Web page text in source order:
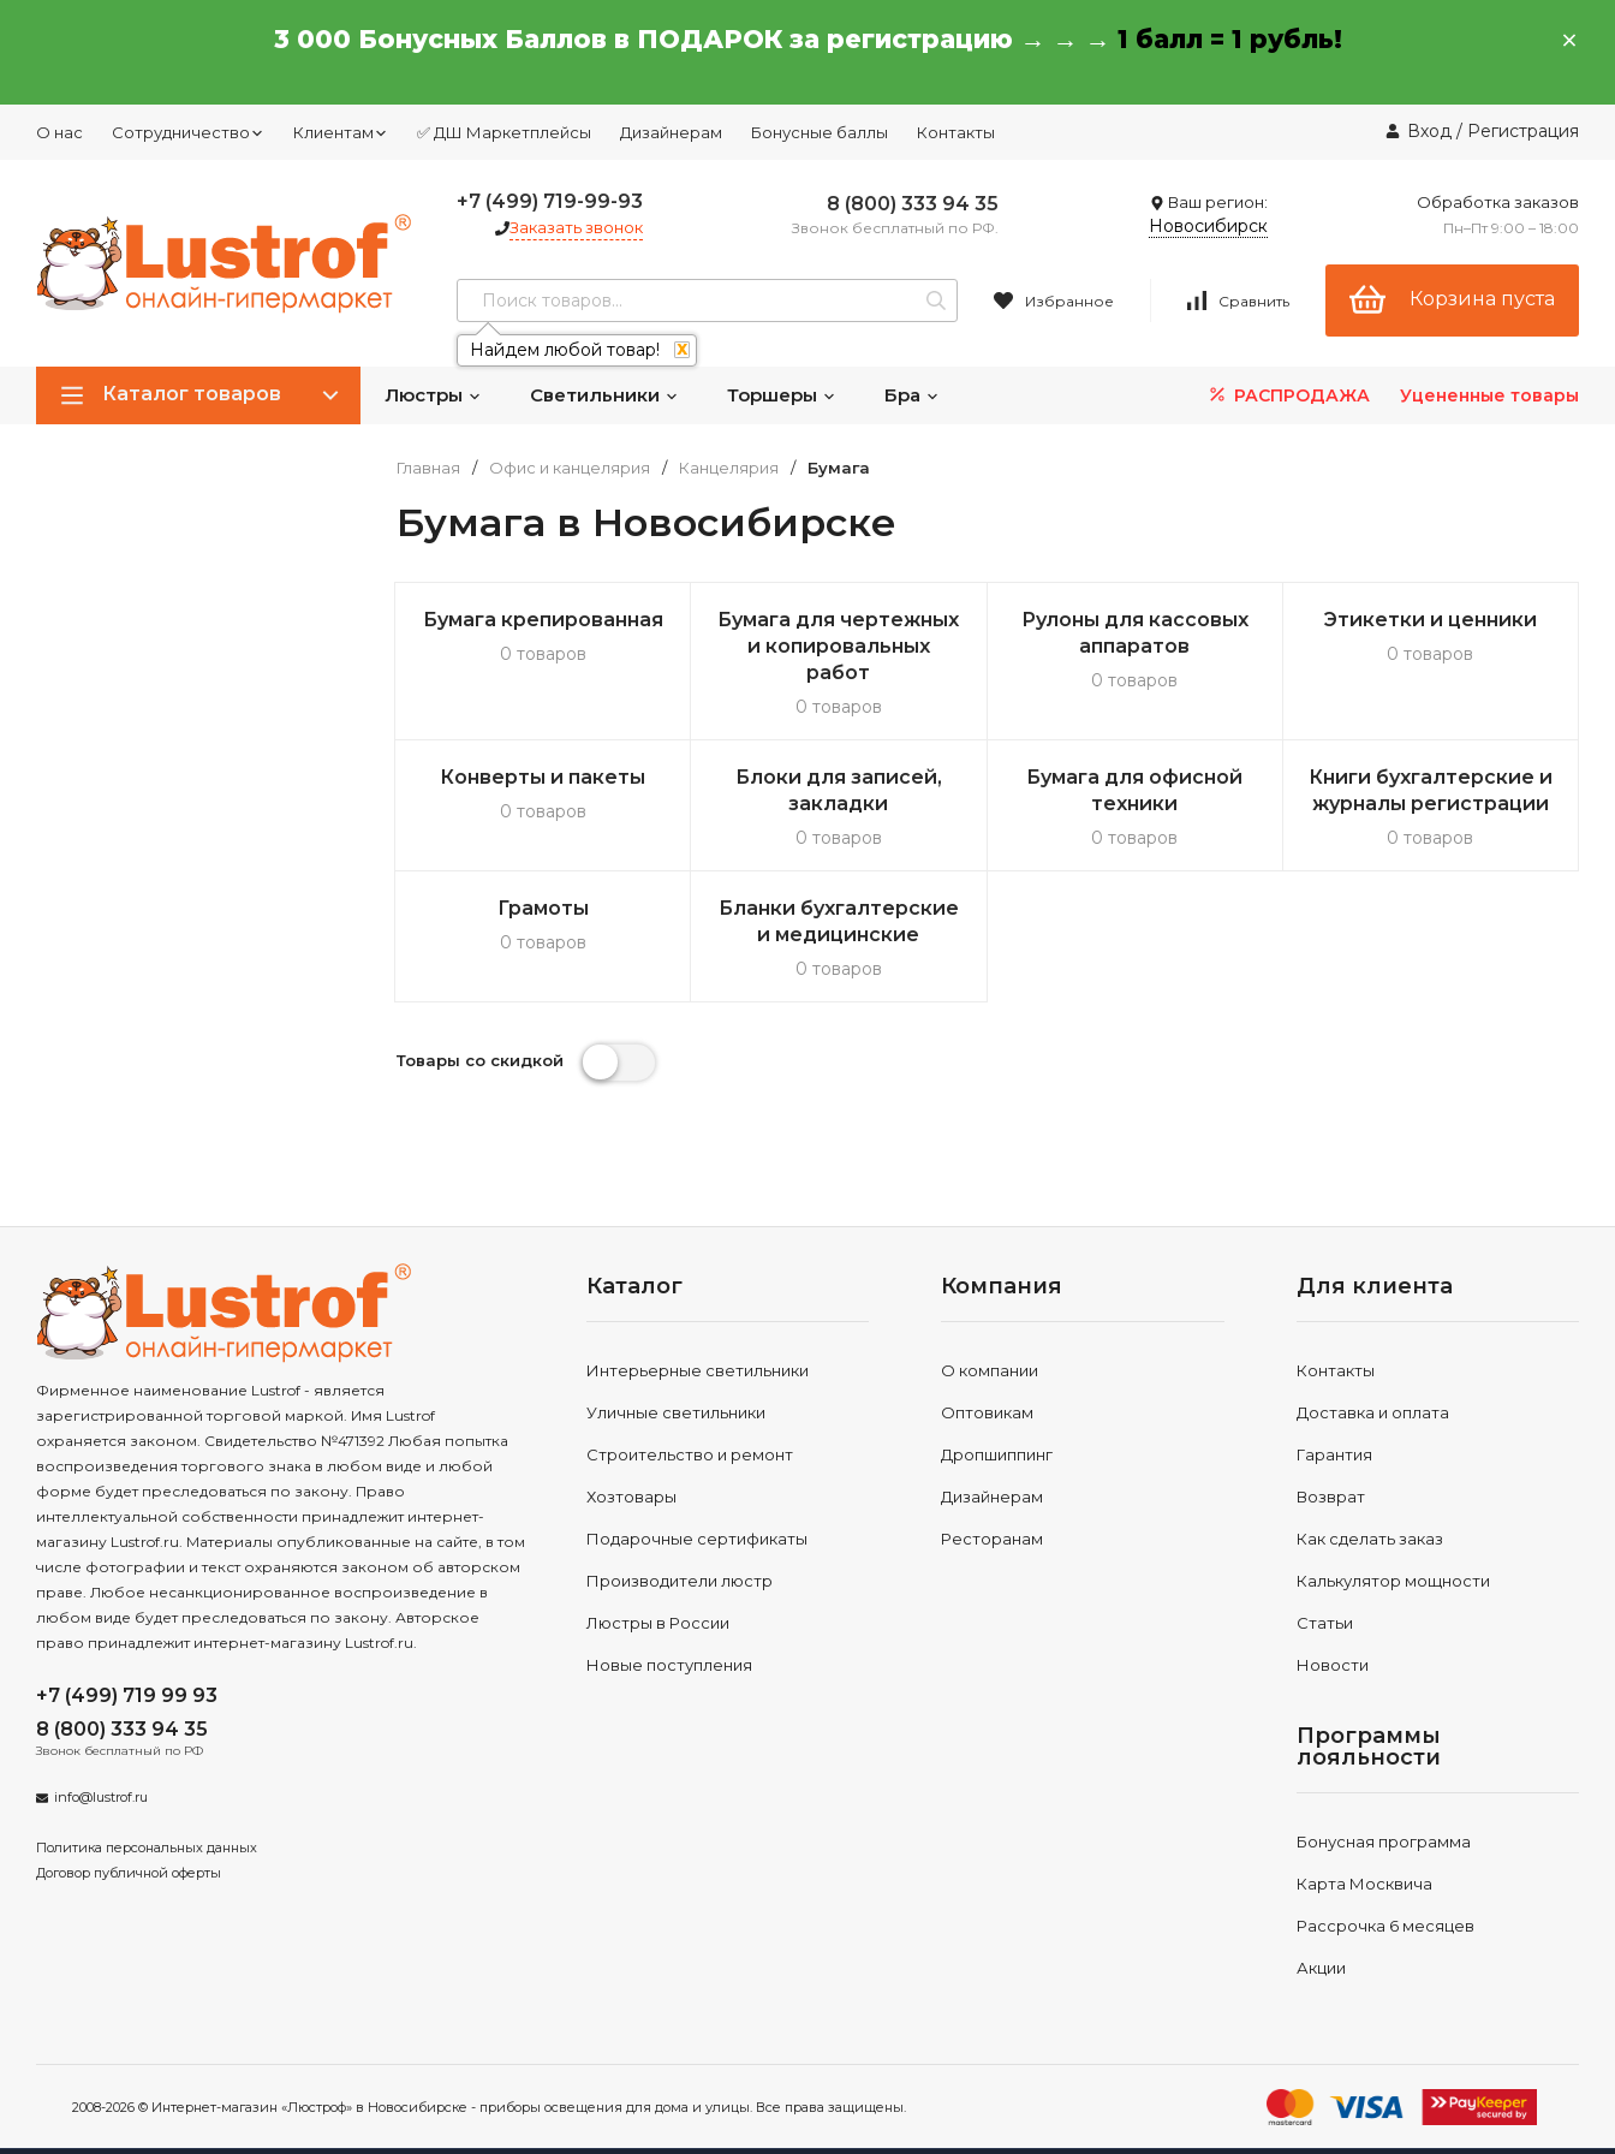
3 000 Бонусных Баллов в ПОДАРОК за регистрацию → → → 1 балл = 1 рубль!
О нас Сотрудничество Клиентам ✅ ДШ Маркетплейсы Дизайнерам Бонусные баллы Контакты Вход / Регистрация
+7 (499) 719-99-93
Заказать звонок
8 (800) 333 94 35
Звонок бесплатный по РФ.
Ваш регион:
Новосибирск
Обработка заказов
Пн–Пт 9:00 – 18:00
Найдем любой товар! X
Избранное Сравнить Корзина пуста
Каталог товаров Люстры Светильники Торшеры Бра РАСПРОДАЖА Уцененные товары
Главная / Офис и канцелярия / Канцелярия / Бумага
Бумага в Новосибирске
Бумага крепированная
0 товаров
Бумага для чертежных
и копировальных
работ
0 товаров
Рулоны для кассовых
аппаратов
0 товаров
Этикетки и ценники
0 товаров
Конверты и пакеты
0 товаров
Блоки для записей,
закладки
0 товаров
Бумага для офисной
техники
0 товаров
Книги бухгалтерские и
журналы регистрации
0 товаров
Грамоты
0 товаров
Бланки бухгалтерские
и медицинские
0 товаров
Товары со скидкой
Фирменное наименование Lustrof - является
зарегистрированной торговой маркой. Имя Lustrof
охраняется законом. Свидетельство №471392 Любая попытка
воспроизведения торгового знака в любом виде и любой
форме будет преследоваться по закону. Право
интеллектуальной собственности принадлежит интернет-
магазину Lustrof.ru. Материалы опубликованные на сайте, в том
числе фотографии и текст охраняются законом об авторском
праве. Любое несанкционированное воспроизведение в
любом виде будет преследоваться по закону. Авторское
право принадлежит интернет-магазину Lustrof.ru.
+7 (499) 719 99 93
8 (800) 333 94 35
Звонок бесплатный по РФ
info@lustrof.ru
Политика персональных данных
Договор публичной оферты
Каталог
Интерьерные светильники
Уличные светильники
Строительство и ремонт
Хозтовары
Подарочные сертификаты
Производители люстр
Люстры в России
Новые поступления
Компания
О компании
Оптовикам
Дропшиппинг
Дизайнерам
Ресторанам
Для клиента
Контакты
Доставка и оплата
Гарантия
Возврат
Как сделать заказ
Калькулятор мощности
Статьи
Новости
Программы
лояльности
Бонусная программа
Карта Москвича
Рассрочка 6 месяцев
Акции
2008-2026 © Интернет-магазин «Люстроф» в Новосибирске - приборы освещения для дома и улицы. Все права защищены.